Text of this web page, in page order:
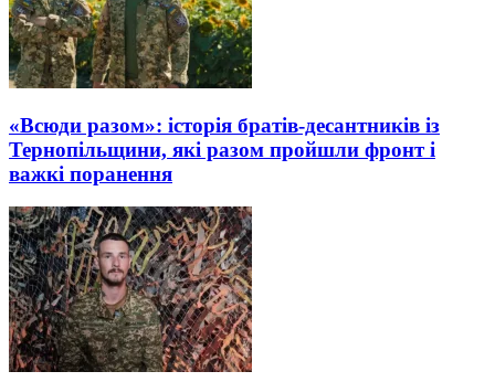
«Всюди разом»: історія братів-десантників із
Тернопільщини, які разом пройшли фронт і
важкі поранення